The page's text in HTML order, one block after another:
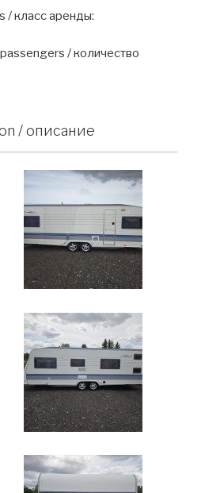
/ класс аренды:
/ количество
/ описание